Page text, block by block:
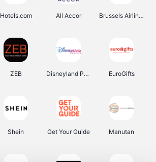
Hotels.com All Accor Brussels Airlines
ZEB Disneyland Paris EuroGifts
Shein Get Your Guide Manutan